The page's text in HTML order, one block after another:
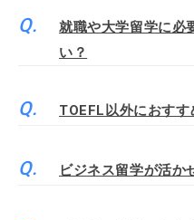
就職や大学留学に必
い？
TOEFL以外におす
ビジネス留学が活か